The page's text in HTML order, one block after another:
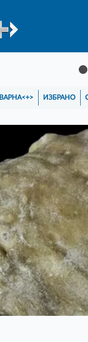
ВАРНА<+> ИЗБРАНО